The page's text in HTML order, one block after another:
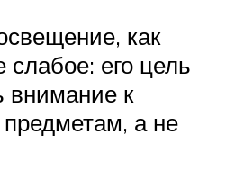
как
его цель
внимание к
а не